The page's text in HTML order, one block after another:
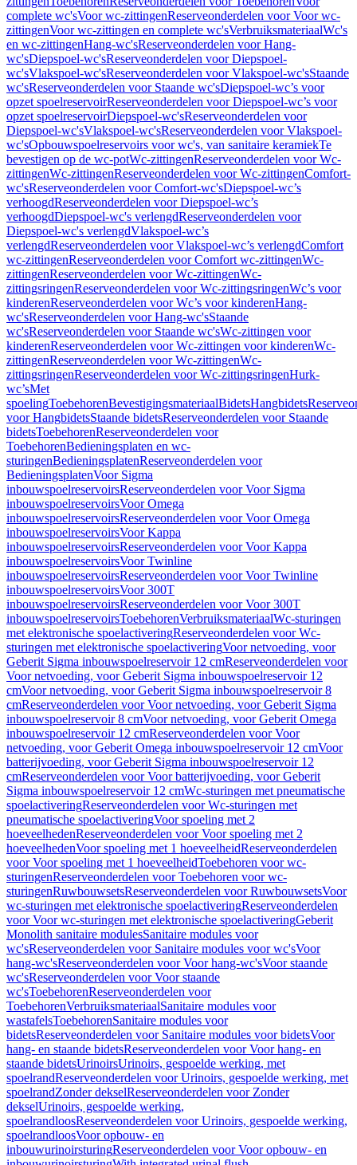
complete wc'sVoor wc-zittingenReserveonderdelen voor Voor wc-
zittingenVoor wc-zittingen en complete wc'sVerbruiksmateriaalWc's
en wc-zittingenHang-wc'sReserveonderdelen voor Hang-
wc'sDiepspoel-wc'sReserveonderdelen voor Diepspoel-
wc'sVlakspoel-wc'sReserveonderdelen voor Vlakspoel-wc'sStaande
wc'sReserveonderdelen voor Staande wc'sDiepspoel-wc’s voor
opzet spoelreservoirReserveonderdelen voor Diepspoel-wc’s voor
opzet spoelreservoirDiepspoel-wc'sReserveonderdelen voor
Diepspoel-wc'sVlakspoel-wc'sReserveonderdelen voor Vlakspoel-
wc'sOpbouwspoelreservoirs voor wc's, van sanitaire keramiekTe
bevestigen op de wc-potWc-zittingenReserveonderdelen voor Wc-
zittingenWc-zittingenReserveonderdelen voor Wc-zittingenComfort-
wc'sReserveonderdelen voor Comfort-wc'sDiepspoel-wc’s
verhoogdReserveonderdelen voor Diepspoel-wc’s
verhoogdDiepspoel-wc's verlengdReserveonderdelen voor
Diepspoel-wc's verlengdVlakspoel-wc’s
verlengdReserveonderdelen voor Vlakspoel-wc’s verlengdComfort
wc-zittingenReserveonderdelen voor Comfort wc-zittingenWc-
zittingenReserveonderdelen voor Wc-zittingenWc-
zittingsringenReserveonderdelen voor Wc-zittingsringenWc’s voor
kinderenReserveonderdelen voor Wc’s voor kinderenHang-
wc'sReserveonderdelen voor Hang-wc'sStaande
wc'sReserveonderdelen voor Staande wc'sWc-zittingen voor
kinderenReserveonderdelen voor Wc-zittingen voor kinderenWc-
zittingenReserveonderdelen voor Wc-zittingenWc-
zittingsringenReserveonderdelen voor Wc-zittingsringenHurk-
wc’sMet
spoelingToebehorenBevestigingsmateriaalBidetsHangbidets
voor HangbidetsStaande bidetsReserveonderdelen voor Staande
bidetsToebehorenReserveonderdelen voor
ToebehorenBedieningsplaten en wc-
sturingenBedieningsplatenReserveonderdelen voor
BedieningsplatenVoor Sigma
inbouwspoelreservoirsReserveonderdelen voor Voor Sigma
inbouwspoelreservoirsVoor Omega
inbouwspoelreservoirsReserveonderdelen voor Voor Omega
inbouwspoelreservoirsVoor Kappa
inbouwspoelreservoirsReserveonderdelen voor Voor Kappa
inbouwspoelreservoirsVoor Twinline
inbouwspoelreservoirsReserveonderdelen voor Voor Twinline
inbouwspoelreservoirsVoor 300T
inbouwspoelreservoirsReserveonderdelen voor Voor 300T
inbouwspoelreservoirsToebehorenVerbruiksmateriaalWc-sturingen
met elektronische spoelactiveringReserveonderdelen voor Wc-
sturingen met elektronische spoelactiveringVoor netvoeding, voor
Geberit Sigma inbouwspoelreservoir 12 cmReserveonderdelen voor
Voor netvoeding, voor Geberit Sigma inbouwspoelreservoir 12
cmVoor netvoeding, voor Geberit Sigma inbouwspoelreservoir 8
cmReserveonderdelen voor Voor netvoeding, voor Geberit Sigma
inbouwspoelreservoir 8 cmVoor netvoeding, voor Geberit Omega
inbouwspoelreservoir 12 cmReserveonderdelen voor Voor
netvoeding, voor Geberit Omega inbouwspoelreservoir 12 cmVoor
batterijvoeding, voor Geberit Sigma inbouwspoelreservoir 12
cmReserveonderdelen voor Voor batterijvoeding, voor Geberit
Sigma inbouwspoelreservoir 12 cmWc-sturingen met pneumatische
spoelactiveringReserveonderdelen voor Wc-sturingen met
pneumatische spoelactiveringVoor spoeling met 2
hoeveelhedenReserveonderdelen voor Voor spoeling met 2
hoeveelhedenVoor spoeling met 1 hoeveelheidReserveonderdelen
voor Voor spoeling met 1 hoeveelheidToebehoren voor wc-
sturingenReserveonderdelen voor Toebehoren voor wc-
sturingenRuwbouwsetsReserveonderdelen voor RuwbouwsetsVoor
wc-sturingen met elektronische spoelactiveringReserveonderdelen
voor Voor wc-sturingen met elektronische spoelactiveringGeberit
Monolith sanitaire modulesSanitaire modules voor
wc'sReserveonderdelen voor Sanitaire modules voor wc'sVoor
hang-wc'sReserveonderdelen voor Voor hang-wc'sVoor staande
wc'sReserveonderdelen voor Voor staande
wc'sToebehorenReserveonderdelen voor
ToebehorenVerbruiksmateriaalSanitaire modules voor
wastafelsToebehorenSanitaire modules voor
bidetsReserveonderdelen voor Sanitaire modules voor bidetsVoor
hang- en staande bidetsReserveonderdelen voor Voor hang- en
staande bidetsUrinoirsUrinoirs, gespoelde werking, met
spoelrandReserveonderdelen voor Urinoirs, gespoelde werking, met
spoelrandZonder dekselReserveonderdelen voor Zonder
dekselUrinoirs, gespoelde werking,
spoelrandloosReserveonderdelen voor Urinoirs, gespoelde werking,
spoelrandloosVoor opbouw- en
inbouwurinoirsturingReserveonderdelen voor Voor opbouw- en